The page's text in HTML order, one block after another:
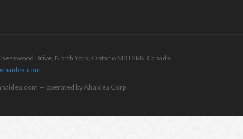
Drive, North York, Ontario M3J 2R8, Canada
— operated by Ahaidea Corp